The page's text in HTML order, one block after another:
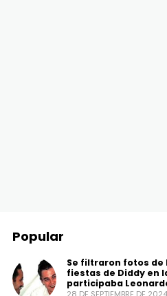
Popular
Se filtraron fotos de
fiestas de Diddy en
participaba